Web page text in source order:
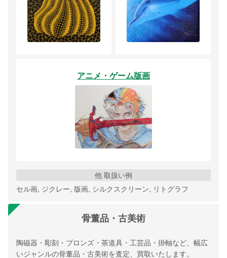
アニメ・ゲーム版画
他 取扱い例
セル画, ジクレー, 版画, シルクスクリーン, リトグラフ
骨董品・古美術
陶磁器・彫刻・ブロンズ・茶道具・工芸品・掛軸など、幅広
いジャンルの骨董品・古美術を査定、買取いたします。